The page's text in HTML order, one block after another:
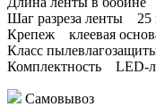
Шаг разреза ленты 25
Крепеж клеевая
Класс
Комплектность LED-
Самовывоз